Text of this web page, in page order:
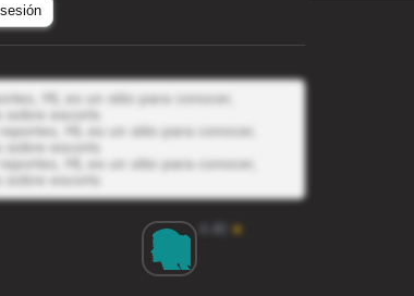
HL es un sitio para conocer,
escorts
HL es un sitio para conocer,
escorts
HL es un sitio para conocer,
escorts
★